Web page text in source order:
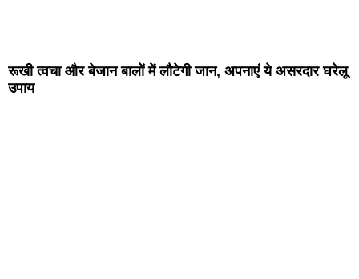
रूखी त्वचा और बेजान बालों में लौटेगी जान, अपनाएं ये असरदार घरेलू
उपाय